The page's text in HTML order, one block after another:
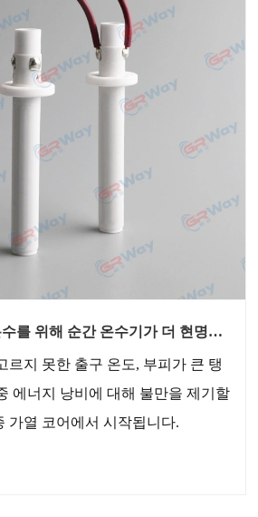
를 위해 순간 온수기가 더 현명한
르지 못한 출구 온도, 부피가 큰 탱
에너지 낭비에 대해 불만을 제기할
가열 코어에서 시작됩니다.